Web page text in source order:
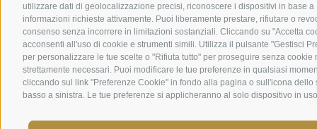
utilizzare dati di geolocalizzazione precisi, riconoscere i dispositivi in base a
informazioni richieste attivamente. Puoi liberamente prestare, rifiutare o
consenso senza incorrere in limitazioni sostanziali. Cliccando su "Accetta
acconsenti all'uso di cookie e strumenti simili. Utilizza il pulsante "Gestisci
per personalizzare le tue scelte o "Rifiuta tutto" per proseguire senza cookie
strettamente necessari. Puoi modificare le tue preferenze in qualsiasi
cliccando sul link "Preferenze Cookie" in fondo alla pagina o sull'icona dello
basso a sinistra. Le tue preferenze si applicheranno al solo dispositivo in